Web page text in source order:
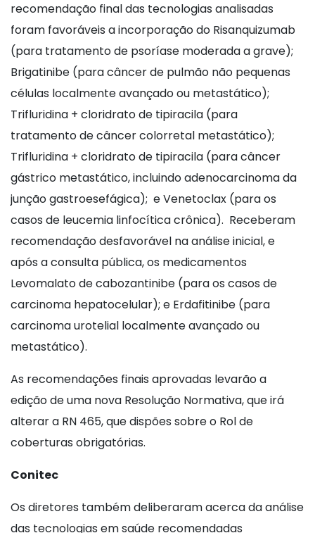
recomendação final das tecnologias analisadas
foram favoráveis a incorporação do Risanquizumab
(para tratamento de psoríase moderada a grave);
Brigatinibe (para câncer de pulmão não pequenas
células localmente avançado ou metastático);
Trifluridina + cloridrato de tipiracila (para
tratamento de câncer colorretal metastático);
Trifluridina + cloridrato de tipiracila (para câncer
gástrico metastático, incluindo adenocarcinoma da
junção gastroesefágica); e Venetoclax (para os
casos de leucemia linfocítica crônica). Receberam
recomendação desfavorável na análise inicial, e
após a consulta pública, os medicamentos
Levomalato de cabozantinibe (para os casos de
carcinoma hepatocelular); e Erdafitinibe (para
carcinoma urotelial localmente avançado ou
metastático).
As recomendações finais aprovadas levarão a
edição de uma nova Resolução Normativa, que irá
alterar a RN 465, que dispões sobre o Rol de
coberturas obrigatórias.
Conitec
Os diretores também deliberaram acerca da análise
das tecnologias em saúde recomendadas